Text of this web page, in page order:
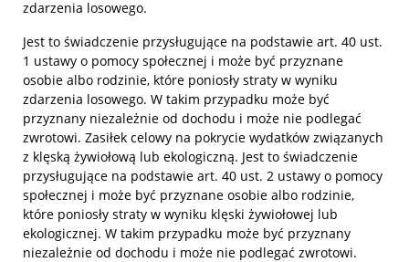
zdarzenia losowego.
Jest to świadczenie przysługujące na podstawie art. 40 ust.
1 ustawy o pomocy społecznej i może być przyznane
osobie albo rodzinie, które poniosły straty w wyniku
zdarzenia losowego. W takim przypadku może być
przyznany niezależnie od dochodu i może nie podlegać
zwrotowi. Zasiłek celowy na pokrycie wydatków związanych
z klęską żywiołową lub ekologiczną. Jest to świadczenie
przysługujące na podstawie art. 40 ust. 2 ustawy o pomocy
społecznej i może być przyznane osobie albo rodzinie,
które poniosły straty w wyniku klęski żywiołowej lub
ekologicznej. W takim przypadku może być przyznany
niezależnie od dochodu i może nie podlegać zwrotowi.